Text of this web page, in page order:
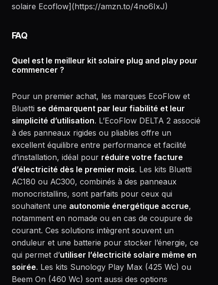
solaire Ecoflow](https://amzn.to/4no6IxJ)
FAQ
Quel est le meilleur kit solaire plug and play pour
commencer ?
Pour un premier achat, les marques EcoFlow et
Bluetti se démarquent par leur fiabilité et leur
simplicité d’utilisation. L’EcoFlow DELTA 2 associé
à des panneaux rigides ou pliables offre un
excellent équilibre entre performance et facilité
d’installation, idéal pour réduire votre facture
d’électricité dès le premier mois. Les kits Bluetti
AC180 ou AC300, combinés à des panneaux
monocristallins, sont parfaits pour ceux qui
souhaitent une autonomie énergétique accrue,
notamment en nomade ou en cas de coupure de
courant. Ces solutions intègrent souvent un
onduleur et une batterie pour stocker l’énergie, ce
qui permet d’utiliser l’électricité solaire même en
soirée. Les kits Sunology Play Max (425 Wc) ou
Beem On (460 Wc) sont aussi des options